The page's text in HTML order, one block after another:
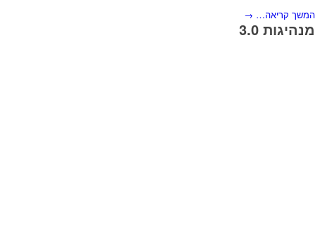
המשך קריאה… →
מנהיגות 3.0